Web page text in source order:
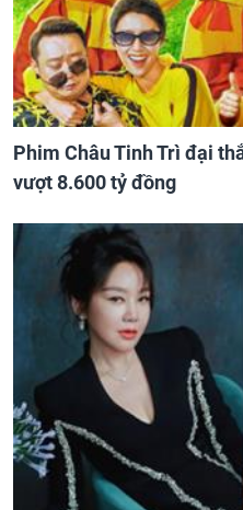
Phim Châu Tinh Trì đại
vượt 8.600 tỷ đồng